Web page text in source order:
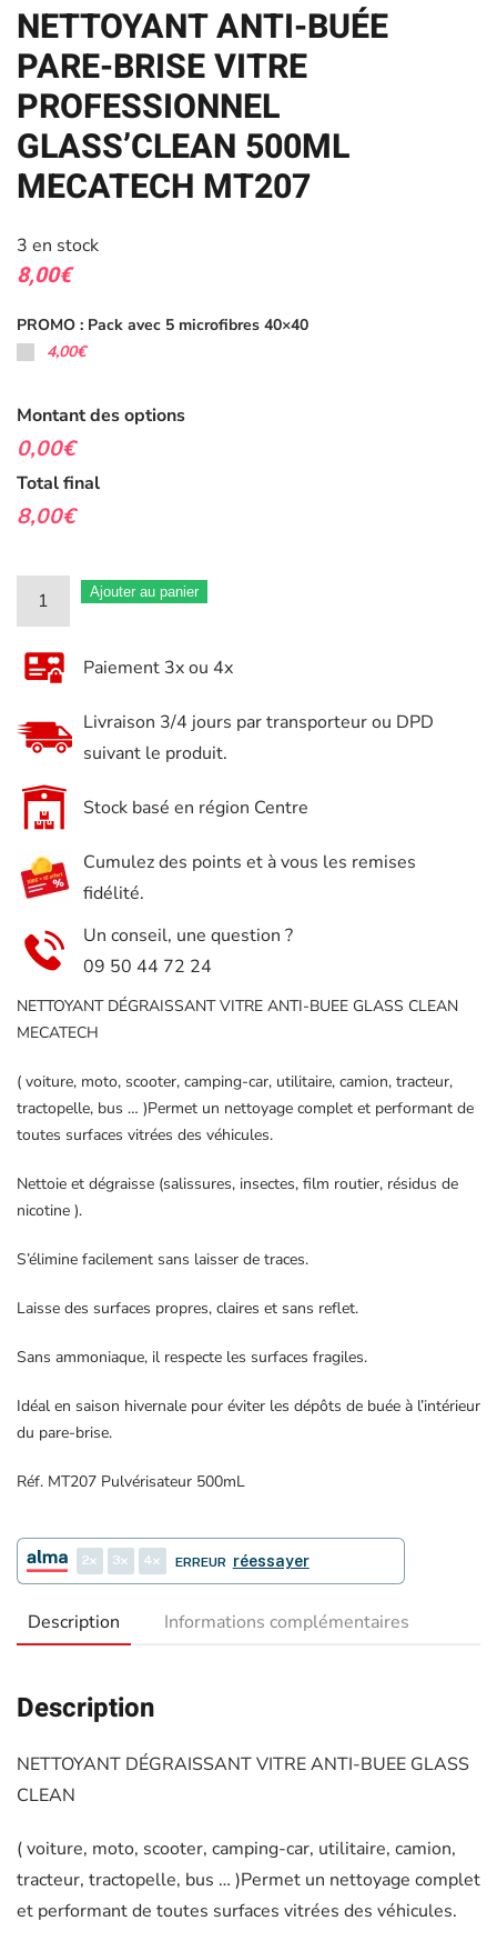
NETTOYANT ANTI-BUÉE
PARE-BRISE VITRE
PROFESSIONNEL
GLASS’CLEAN 500ML
MECATECH MT207
3 en stock
8,00€
PROMO : Pack avec 5 microfibres 40×40
4,00€
Montant des options
0,00€
Total final
8,00€
quantité
de
NETTOYANT
ANTI-
BUÉE
PARE-
VITRE
GLASS'CLEAN
500ML
MECATECH
MT207
Ajouter au panier
Paiement 3x ou 4x
Livraison 3/4 jours par transporteur ou DPD
suivant le produit.
Stock basé en région Centre
Cumulez des points et à vous les remises
fidélité.
Un conseil, une question ?
09 50 44 72 24
NETTOYANT DÉGRAISSANT VITRE ANTI-BUEE GLASS CLEAN
MECATECH
( voiture, moto, scooter, camping-car, utilitaire, camion, tracteur,
tractopelle, bus … )Permet un nettoyage complet et performant de
toutes surfaces vitrées des véhicules.
Nettoie et dégraisse (salissures, insectes, film routier, résidus de
nicotine ).
S’élimine facilement sans laisser de traces.
Laisse des surfaces propres, claires et sans reflet.
Sans ammoniaque, il respecte les surfaces fragiles.
Idéal en saison hivernale pour éviter les dépôts de buée à l’intérieur
du pare-brise.
Réf. MT207 Pulvérisateur 500mL
2 3 4 ERREUR réessayer
Description Informations complémentaires
Description
NETTOYANT DÉGRAISSANT VITRE ANTI-BUEE GLASS
CLEAN
( voiture, moto, scooter, camping-car, utilitaire, camion,
tracteur, tractopelle, bus … )Permet un nettoyage complet
et performant de toutes surfaces vitrées des véhicules.